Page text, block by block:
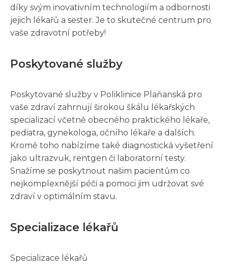
díky svým inovativním technologiím a odbornosti
jejich lékařů a sester. Je to skutečné centrum pro
vaše zdravotní potřeby!
Poskytované služby
Poskytované služby v Poliklinice Plaňanská pro
vaše zdraví zahrnují širokou škálu lékařských
specializací včetně obecného praktického lékaře,
pediatra, gynekologa, očního lékaře a dalších.
Kromě toho nabízíme také diagnostická vyšetření
jako ultrazvuk, rentgen či laboratorní testy.
Snažíme se poskytnout našim pacientům co
nejkomplexnější péči a pomoci jim udržovat své
zdraví v optimálním stavu.
Specializace lékařů
Specializace lékařů